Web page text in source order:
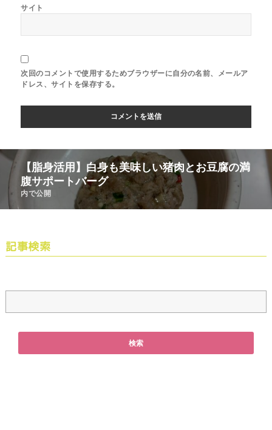
サイト
次回のコメントで使用するためブラウザーに自分の名前、メールア
ドレス、サイトを保存する。
【脂身活用】白身も美味しい猪肉とお豆腐の満
腹サポートバーグ
内で公開
記事検索